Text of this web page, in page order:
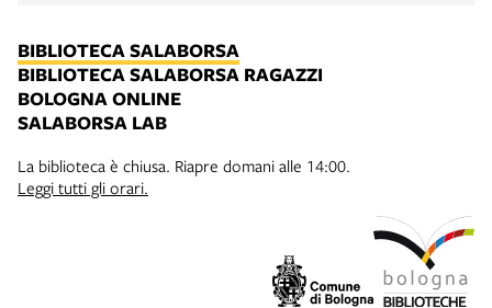
BIBLIOTECA SALABORSA
BIBLIOTECA SALABORSA RAGAZZI
BOLOGNA ONLINE
SALABORSA LAB
La biblioteca è chiusa. Riapre domani alle 14:00.
Leggi tutti gli orari.